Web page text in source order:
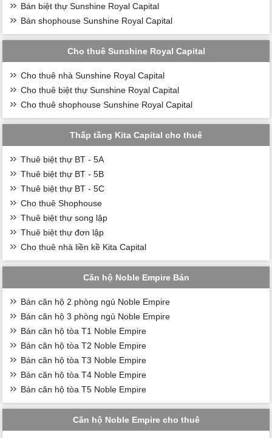
Bán biệt thự Sunshine Royal Capital
Bán shophouse Sunshine Royal Capital
Cho thuê Sunshine Royal Capital
Cho thuê nhà Sunshine Royal Capital
Cho thuê biệt thự Sunshine Royal Capital
Cho thuê shophouse Sunshine Royal Capital
Thấp tầng Kita Capital cho thuê
Thuê biệt thự BT - 5A
Thuê biệt thự BT - 5B
Thuê biệt thự BT - 5C
Cho thuê Shophouse
Thuê biệt thự song lập
Thuê biệt thự đơn lập
Cho thuê nhà liền kề Kita Capital
Căn hộ Noble Empire Bán
Bán căn hộ 2 phòng ngủ Noble Empire
Bán căn hộ 3 phòng ngủ Noble Empire
Bán căn hộ tòa T1 Noble Empire
Bán căn hộ tòa T2 Noble Empire
Bán căn hộ tòa T3 Noble Empire
Bán căn hộ tòa T4 Noble Empire
Bán căn hộ tòa T5 Noble Empire
Căn hộ Noble Empire cho thuê